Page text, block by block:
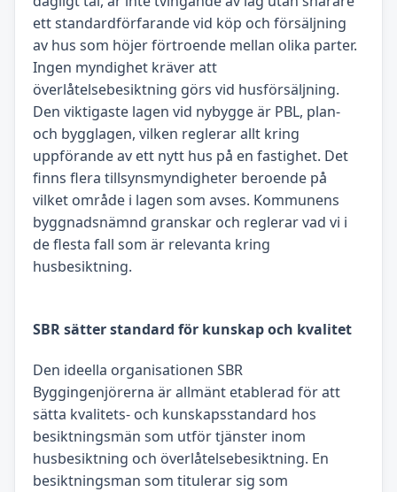
ett standardförfarande vid köp och försäljning
av hus som höjer förtroende mellan olika parter.
Ingen myndighet kräver att
överlåtelsebesiktning görs vid husförsäljning.
Den viktigaste lagen vid nybygge är PBL, plan-
och bygglagen, vilken reglerar allt kring
uppförande av ett nytt hus på en fastighet. Det
finns flera tillsynsmyndigheter beroende på
vilket område i lagen som avses. Kommunens
byggnadsnämnd granskar och reglerar vad vi i
de flesta fall som är relevanta kring
husbesiktning.
SBR sätter standard för kunskap och kvalitet
Den ideella organisationen SBR
Byggingenjörerna är allmänt etablerad för att
sätta kvalitets- och kunskapsstandard hos
besiktningsmän som utför tjänster inom
husbesiktning och överlåtelsebesiktning. En
besiktningsman som titulerar sig som